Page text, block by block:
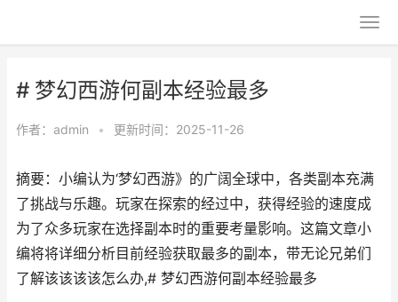
# 梦幻西游何副本经验最多
作者： admin • 更新时间：2025-11-26
摘要：小编认为‘梦幻西游》的广阔全球中，各类副本充满
了挑战与乐趣。玩家在探索的经过中，获得经验的速度成
为了众多玩家在选择副本时的重要考量影响。这篇文章小
编将将详细分析目前经验获取最多的副本，带无论兄弟们
了解该该该该怎么办,# 梦幻西游何副本经验最多